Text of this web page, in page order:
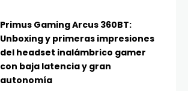
Primus Gaming Arcus 360BT:
Unboxing y primeras impresiones
del headset inalámbrico gamer
con baja latencia y gran
autonomía